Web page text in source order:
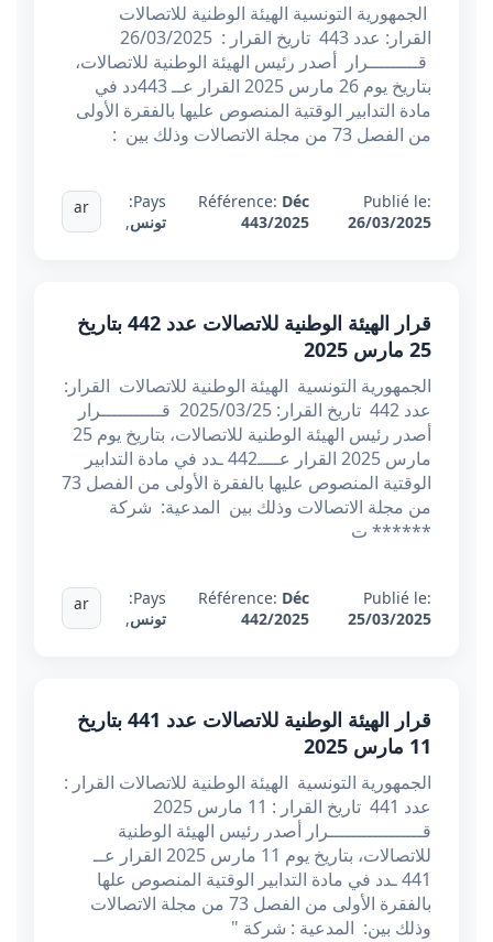
الجمهورية التونسية الهيئة الوطنية للاتصالات
القرار: عدد 443 تاريخ القرار : 26/03/2025
قـــــــــرار أصدر رئيس الهيئة الوطنية للاتصالات،
بتاريخ يوم 26 مارس 2025 القرار عــ 443دد في
مادة التدابير الوقتية المنصوص عليها بالفقرة الأولى
من الفصل 73 من مجلة الاتصالات وذلك بين :
Publié le:
26/03/2025
Référence: Déc
443/2025
Pays:
تونس,
ar
قرار الهيئة الوطنية للاتصالات عدد 442 بتاريخ
25 مارس 2025
الجمهورية التونسية الهيئة الوطنية للاتصالات القرار:
عدد 442 تاريخ القرار: 2025/03/25 قـــــــــــرار
أصدر رئيس الهيئة الوطنية للاتصالات، بتاريخ يوم 25
مارس 2025 القرار عــــ442 ـدد في مادة التدابير
الوقتية المنصوص عليها بالفقرة الأولى من الفصل 73
من مجلة الاتصالات وذلك بين المدعية: شركة
****** ت
Publié le:
25/03/2025
Référence: Déc
442/2025
Pays:
تونس,
ar
قرار الهيئة الوطنية للاتصالات عدد 441 بتاريخ
11 مارس 2025
الجمهورية التونسية الهيئة الوطنية للاتصالات القرار :
قـــــــــــــــــرار أصدر رئيس الهيئة الوطنية
للاتصالات، بتاريخ يوم 11 مارس 2025 القرار عــ
441 ـدد في مادة التدابير الوقتية المنصوص علها
بالفقرة الأولى من الفصل 73 من مجلة الاتصالات
وذلك بين: المدعية : شركة "